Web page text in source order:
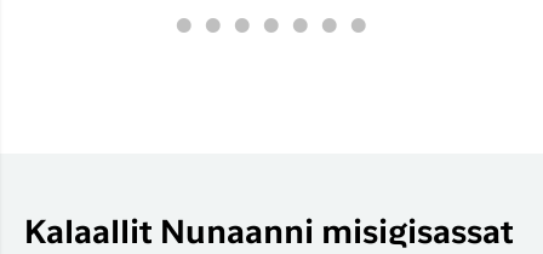
Kalaallit Nunaanni misigisassat